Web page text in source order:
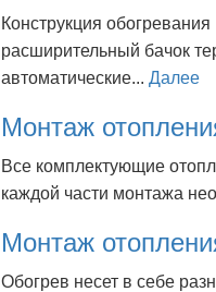
Конструкция
расширительный бачок
автоматические... Далее
Монтаж
Все комплектующие
каждой части монтажа
Монтаж
Обогрев несет в себе